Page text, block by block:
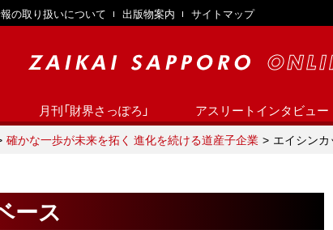
の取り扱いについて 出版物案内 サイトマップ
月刊「財界さっぽろ」 アスリートインタビュー
確かな一歩が未来を拓く 進化を続ける道産子企業 エイシンカ
ース